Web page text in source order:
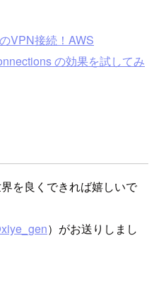
VPN接続！AWS
の効果を試してみ
を良くできれば嬉しいで
）がお送りしまし